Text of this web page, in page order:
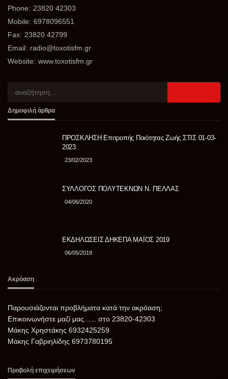
Phone: 23820 42303
Mobile: 6978096551
Fax: 23820 42799
Email: radio@toxotisfm.gr
Website: www.toxotisfm.gr
Δημοφιλή άρθρα
ΠΡΟΣΚΛΗΣΗ Επιτροπής Ποιότητας Ζωής ΣΤΙΣ 01-03-
2023
23/02/2023
ΣΥΛΛΟΓΟΣ ΠΟΛΥΤΕΚΝΩΝ Ν. ΠΕΛΛΑΣ
04/06/2020
ΕΚΔΗΛΩΣΕΙΣ ΔΗΚΕΠΑ ΜΑΪΟΣ 2019
06/05/2019
Ακρόαση
Παρουσιάζονται προβλήματα κατά την ακρόαση;
Επικοινωνήστε μαζί μας...... στο 23820-42303
Μάκης Χρηστάκης 6932425259
Μάκης Γαβριηλίδης 6973780195
Προβολή επιχειρήσεων